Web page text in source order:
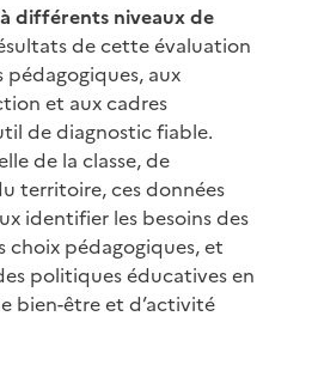
différents niveaux de
de cette évaluation
aux
et aux cadres
de diagnostic fiable.
de la classe, de
territoire, ces données
identifier les besoins des
choix pédagogiques, et
politiques éducatives en
bien-être et d’activité